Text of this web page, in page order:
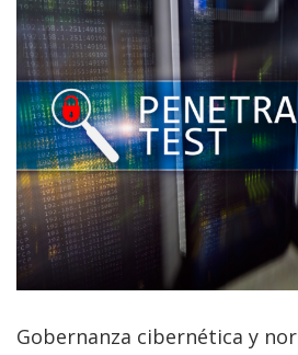
Gobernanza cibernética y